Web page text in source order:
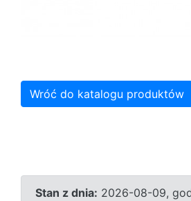
Wróć do katalogu produktów
Stan z dnia: 2026-08-09,